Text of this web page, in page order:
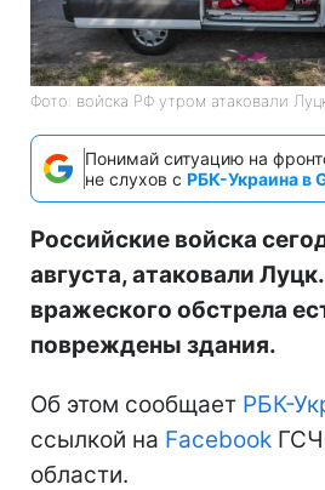
Фото: войска РФ утром атаковали
Понимай ситуацию на
не слухов с РБК-Украина в
Российские войска
августа, атаковали
вражеского обстрела
повреждены здания.
Об этом сообщает РБК-
ссылкой на Facebook
области.